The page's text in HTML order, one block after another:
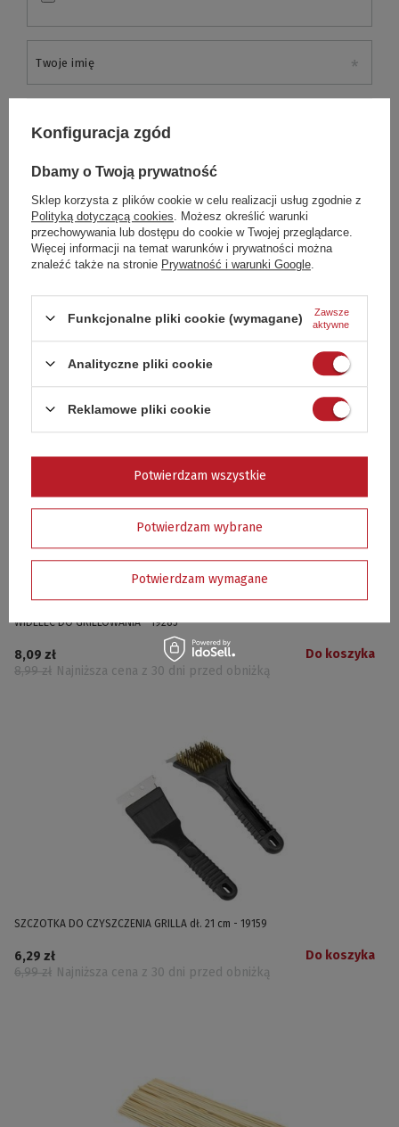
Twoje imię
GWARANCJA - RĘKOJMIA
2 lata - klienci indywidualni
1 rok - przedsiębiorcy (zakup na FV z NIP)
Mogą Cię również zainteresować
WIDELEC DO GRILLOWANIA - 19285
8,09 zł
8,99 zł Najniższa cena z 30 dni przed obniżką
Do koszyka
SZCZOTKA DO CZYSZCZENIA GRILLA dł. 21 cm - 19159
6,29 zł
6,99 zł Najniższa cena z 30 dni przed obniżką
Do koszyka
Konfiguracja zgód
Dbamy o Twoją prywatność
Sklep korzysta z plików cookie w celu realizacji usług zgodnie z
Polityką dotyczącą cookies . Możesz określić warunki
przechowywania lub dostępu do cookie w Twojej przeglądarce.
Więcej informacji na temat warunków i prywatności można
znaleźć także na stronie Prywatność i warunki Google
Funkcjonalne pliki cookie (wymagane)
Zawsze
aktywne
Analityczne pliki cookie
Reklamowe pliki cookie
Potwierdzam wybrane
Potwierdzam wymagane
Potwierdzam wszystkie